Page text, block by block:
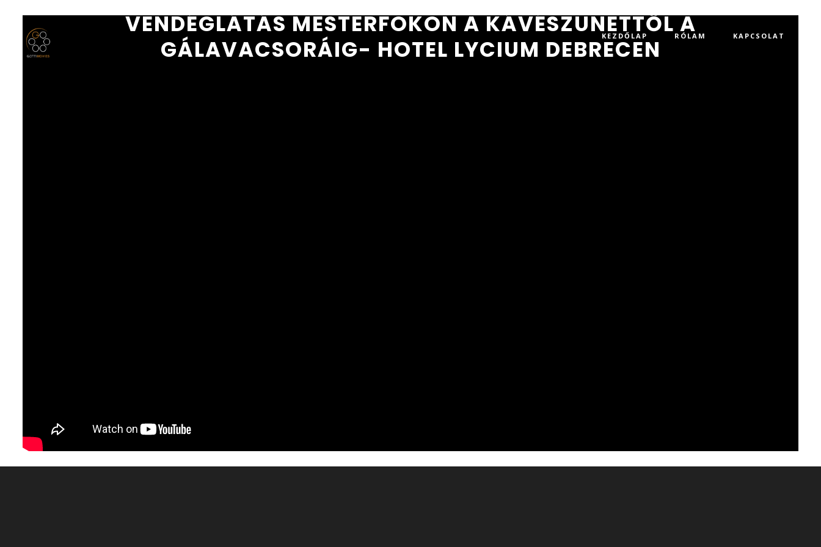
KEZDŐLAP RÓLAM KAPCSOLAT
VENDÉGLÁTÁS MESTERFOKON A KÁVÉSZÜNETTŐL A
GÁLAVACSORÁIG- HOTEL LYCIUM DEBRECEN